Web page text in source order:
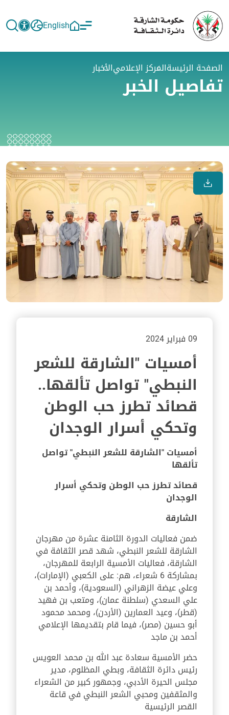
English
الصفحة الرئيسةالمركز الإعلاميالأخبار
تفاصيل الخبر
09 فبراير 2024
أمسيات "الشارقة للشعر
النبطي" تواصل تألقها..
قصائد تطرز حب الوطن
وتحكي أسرار الوجدان
أمسيات "الشارقة للشعر النبطي" تواصل
تألقها
قصائد تطرز حب الوطن وتحكي أسرار
الوجدان
الشارقة
ضمن فعاليات الدورة الثامنة عشرة من مهرجان
الشارقة للشعر النبطي، شهد قصر الثقافة في
الشارقة، فعاليات الأمسية الرابعة للمهرجان،
بمشاركة 6 شعراء، هم: على الكعبي (الإمارات)،
وعلي عيضة الزهراني (السعودية)، وأحمد بن
علي السعدي (سلطنة عمان)، ومتعب بن فهيد
(قطر)، وعيد العمارين (الأردن)، ومحمد محمود
أبو حسين (مصر)، فيما قام بتقديمها الإعلامي
أحمد بن ماجد
حضر الأمسية سعادة عبد الله بن محمد العويس
رئيس دائرة الثقافة، وبطي المظلوم، مدير
مجلس الحيرة الأدبي، وجمهور كبير من الشعراء
والمثقفين ومحبي الشعر النبطي في قاعة
القصر الرئيسية